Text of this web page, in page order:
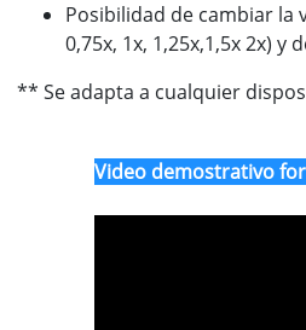
Posibilidad de cambiar la
0,75x, 1x, 1,25x,1,5x 2x)
** Se adapta a cualquier
Video demostrativo